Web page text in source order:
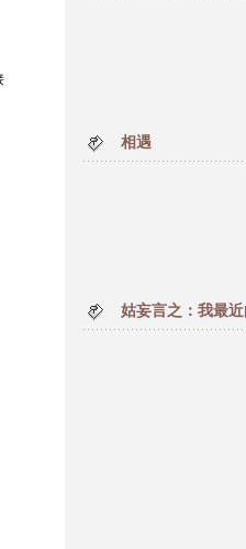
相遇
姑妄言之：我最